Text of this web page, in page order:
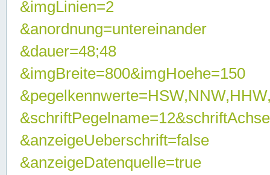
&imgLinien=2
&anordnung=untereinander
&dauer=48;48
&imgBreite=800&imgHoehe=150
&anzeigeUeberschrift=false
&anzeigeDatenquelle=true